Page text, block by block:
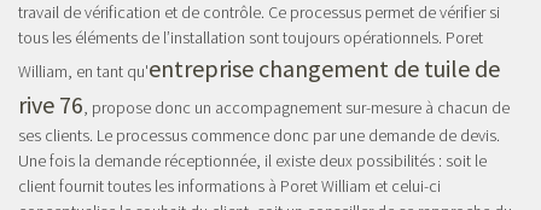
travail de vérification et de contrôle. Ce processus permet de vérifier si
tous les éléments de l’installation sont toujours opérationnels. Poret
William, en tant qu'entreprise changement de tuile de
rive 76, propose donc un accompagnement sur-mesure à chacun de
ses clients. Le processus commence donc par une demande de devis.
Une fois la demande réceptionnée, il existe deux possibilités : soit le
client fournit toutes les informations à Poret William et celui-ci